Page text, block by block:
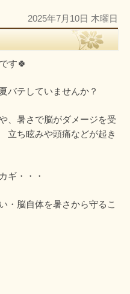
2025年7月10日 木曜日
す🍀
テしていませんか？
、暑さで脳がダメージを受
ち眩みや頭痛などが起き
ギ・・・
・脳自体を暑さから守るこ